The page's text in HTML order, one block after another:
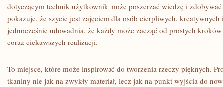
dotyczącym technik użytkownik może poszerzać wiedzę i
pokazuje, że szycie jest zajęciem dla osób cierpliwych, kreatywnych
jednocześnie udowadnia, że każdy może zacząć od prostych
coraz ciekawszych realizacji.
To miejsce, które może inspirować do tworzenia rzeczy pięknych.
tkaniny nie jak na zwykły materiał, lecz jak na punkt wyjścia do